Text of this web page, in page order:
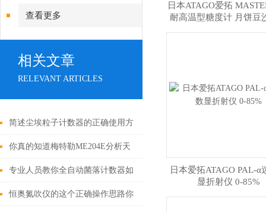
查看更多
相关文章
RELEVANT ARTICLES
简述尘埃粒子计数器的正确使用方
法
你真的知道梅特勒ME204E分析天
平应该如何使用吗
专业人员教你全自动菌落计数器如
何选择
恒奥氮吹仪的这个正确操作思路你
日本ATAGO爱拓
耐高温型糖度计 月饼豆
日本爱拓ATAGO PAL-α
显折射仪 0-85%